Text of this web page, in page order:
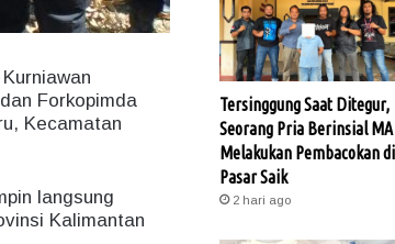
Forkopimda
Kecamatan
langsung
Kalimantan
Tersinggung Saat Ditegur,
Seorang Pria Berinsial MA
Melakukan Pembacokan di
Pasar Saik
2 hari ago